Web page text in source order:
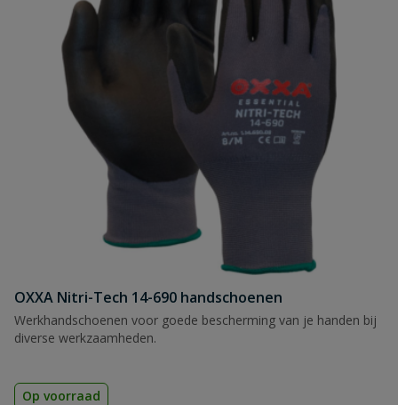
OXXA Nitri-Tech 14-690 handschoenen
Werkhandschoenen voor goede bescherming van je handen bij
diverse werkzaamheden.
Op voorraad